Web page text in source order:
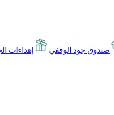
صندوق جود الوقفي إهداءات